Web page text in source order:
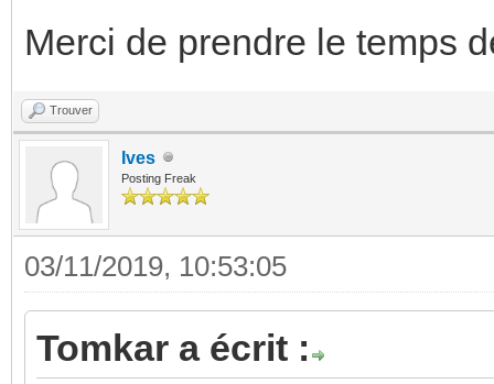
Merci de prendre le temps
Trouver
Ives
Posting Freak
03/11/2019, 10:53:05
Tomkar a écrit :